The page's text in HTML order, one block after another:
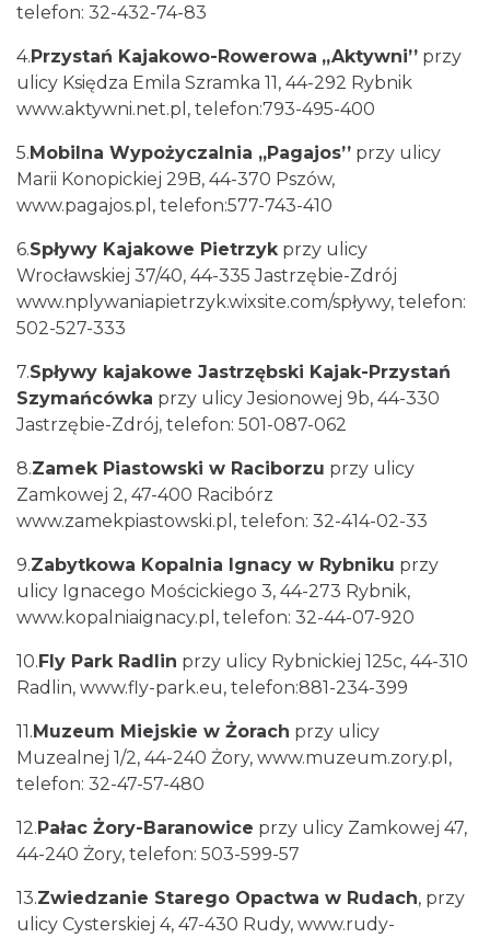
telefon: 32-432-74-83
4.Przystań Kajakowo-Rowerowa ,,Aktywni’’ przy
ulicy Księdza Emila Szramka 11, 44-292 Rybnik
www.aktywni.net.pl, telefon:793-495-400
5.Mobilna Wypożyczalnia ,,Pagajos’’ przy ulicy
Marii Konopickiej 29B, 44-370 Pszów,
www.pagajos.pl, telefon:577-743-410
6.Spływy Kajakowe Pietrzykprzy ulicy
Wrocławskiej 37/40, 44-335 Jastrzębie-Zdrój
www.nplywaniapietrzyk.wixsite.com/spływy, telefon:
502-527-333
7.Spływy kajakowe Jastrzębski Kajak-Przystań
Szymańcówka przy ulicy Jesionowej 9b, 44-330
Jastrzębie-Zdrój, telefon: 501-087-062
8.Zamek Piastowski w Raciborzu przy ulicy
Zamkowej 2, 47-400 Racibórz
www.zamekpiastowski.pl, telefon: 32-414-02-33
9.Zabytkowa Kopalnia Ignacy w Rybniku przy
ulicy Ignacego Mościckiego 3, 44-273 Rybnik,
www.kopalniaignacy.pl, telefon: 32-44-07-920
10.Fly Park Radlin przy ulicy Rybnickiej 125c, 44-310
Radlin, www.fly-park.eu, telefon:881-234-399
11.Muzeum Miejskie w Żorach przy ulicy
Muzealnej 1/2, 44-240 Żory, www.muzeum.zory.pl,
telefon: 32-47-57-480
12.Pałac Żory-Baranowice przy ulicy Zamkowej 47,
44-240 Żory, telefon: 503-599-57
13.Zwiedzanie Starego Opactwa w Rudach, przy
ulicy Cysterskiej 4, 47-430 Rudy, www.rudy-